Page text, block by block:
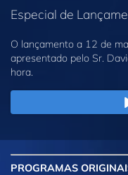
Especial de
O lançamento a 12 de
apresentado pelo Sr.
hora.
PROGRAMAS